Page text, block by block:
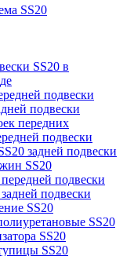
SS20
SS20 в
подвески
подвески
передних
подвески
задней подвески
SS20
подвески
подвески
SS20
SS20
SS20
SS20